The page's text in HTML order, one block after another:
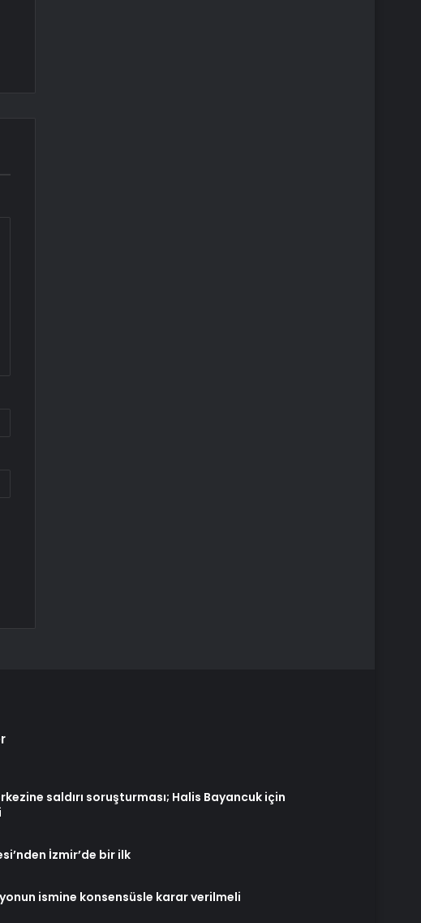
saldırı soruşturması; Halis Bayancuk için
İzmir’de bir ilk
ismine konsensüsle karar verilmeli